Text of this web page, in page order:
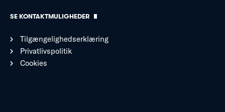
SE KONTAKTMULIGHEDER
Tilgængelighedserklæring
Privatlivspolitik
Cookies